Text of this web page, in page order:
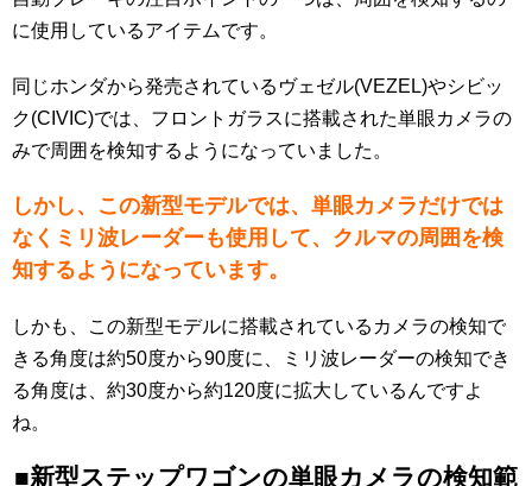
に使用しているアイテムです。
同じホンダから発売されているヴェゼル(VEZEL)やシビッ
ク(CIVIC)では、フロントガラスに搭載された単眼カメラの
みで周囲を検知するようになっていました。
しかし、この新型モデルでは、単眼カメラだけでは
なくミリ波レーダーも使用して、クルマの周囲を検
知するようになっています。
しかも、この新型モデルに搭載されているカメラの検知で
きる角度は約50度から90度に、ミリ波レーダーの検知でき
る角度は、約30度から約120度に拡大しているんですよ
ね。
■新型ステップワゴンの単眼カメラの検知範